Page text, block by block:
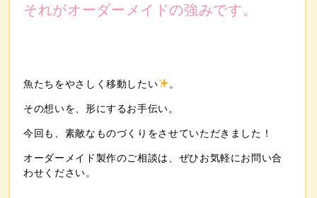
それがオーダーメイドの強みです。
魚たちをやさしく移動したい 。
その想いを、形にするお手伝い。
今回も、素敵なものづくりをさせていただきました！
オーダーメイド製作のご相談は、ぜひお気軽にお問い合
わせください。